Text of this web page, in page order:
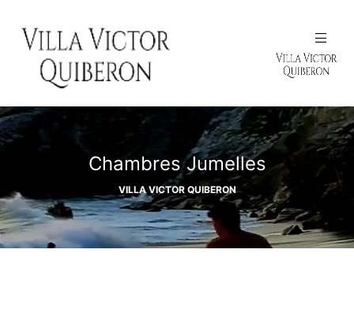
Chambres Jumelles
VILLA VICTOR QUIBERON